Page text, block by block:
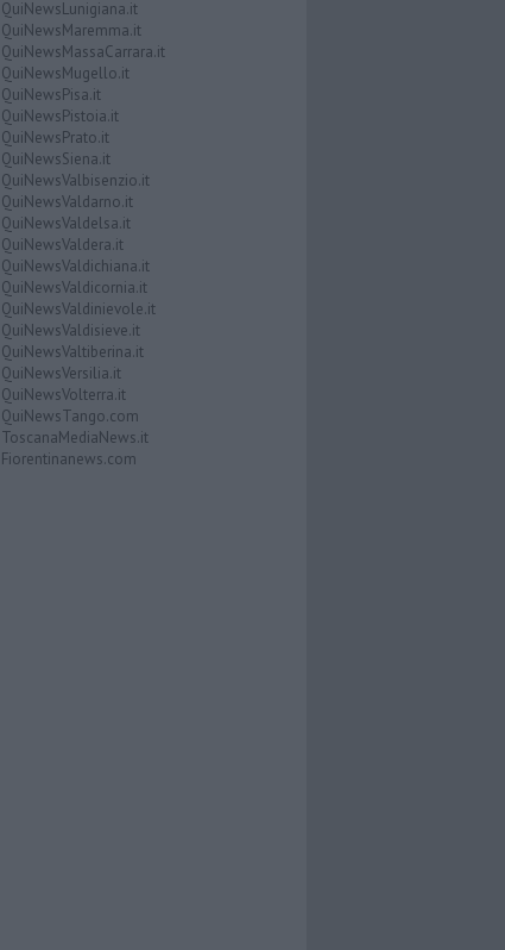
QuiNewsLunigiana.it
QuiNewsMaremma.it
QuiNewsMassaCarrara.it
QuiNewsMugello.it
QuiNewsPisa.it
QuiNewsPistoia.it
QuiNewsPrato.it
QuiNewsSiena.it
QuiNewsValbisenzio.it
QuiNewsValdarno.it
QuiNewsValdelsa.it
QuiNewsValdera.it
QuiNewsValdichiana.it
QuiNewsValdicornia.it
QuiNewsValdinievole.it
QuiNewsValdisieve.it
QuiNewsValtiberina.it
QuiNewsVersilia.it
QuiNewsVolterra.it
QuiNewsTango.com
ToscanaMediaNews.it
Fiorentinanews.com